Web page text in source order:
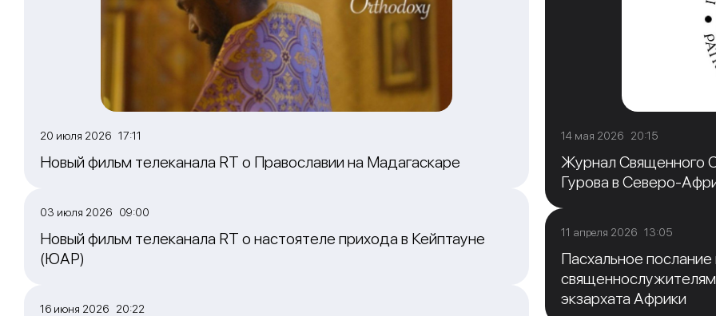
20 июля 2026 17:11
Новый фильм телеканала RT о Православии на Мадагаскаре
03 июля 2026 09:00
Новый фильм телеканала RT о настоятеле прихода в Кейптауне
(ЮАР)
16 июня 2026 20:22
14 мая 2026 20:15
Журнал Священного
Гурова в Северо-
11 апреля 2026 13:05
Пасхальное
экзархата Африки